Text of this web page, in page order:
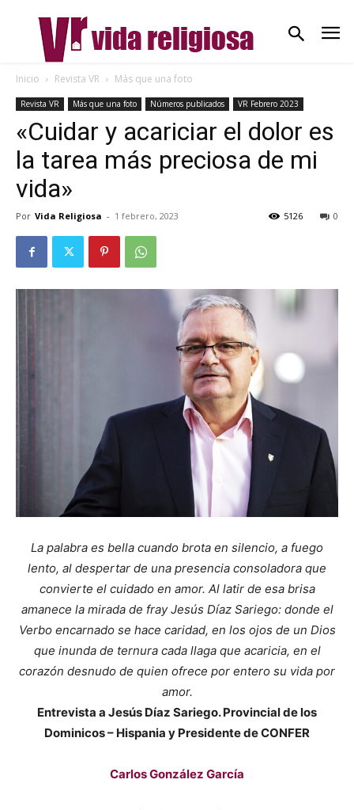
Inicio Revista VR Más que una foto
Revista VR Más que una foto Números publicados VR Febrero 2023
«Cuidar y acariciar el dolor es
la tarea más preciosa de mi
vida»
Por Vida Religiosa - 1 febrero, 2023 0
5126
La palabra es bella cuando brota en silencio, a fuego
lento, al despertar de una presencia consoladora que
convierte el cuidado en amor. Al latir de esa brisa
amanece la mirada de fray Jesús Díaz Sariego: donde el
Verbo encarnado se hace caridad, en los ojos de un Dios
que inunda de ternura cada llaga que acaricia, en el
corazón desnudo de quien ofrece por entero su vida por
amor.
Entrevista a Jesús Díaz Sariego. Provincial de los
Dominicos – Hispania y Presidente de CONFER
Carlos González García